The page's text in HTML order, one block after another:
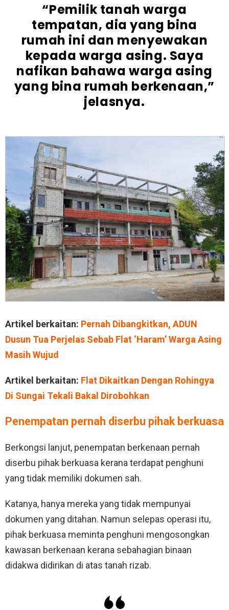
“Pemilik tanah warga
tempatan, dia yang bina
rumah ini dan menyewakan
kepada warga asing. Saya
nafikan bahawa warga asing
yang bina rumah berkenaan,”
jelasnya.
Artikel berkaitan: Pernah Dibangkitkan, ADUN
Dusun Tua Perjelas Sebab Flat ‘Haram’ Warga Asing
Masih Wujud
Artikel berkaitan: Flat Dikaitkan Dengan Rohingya
Di Sungai Tekali Bakal Dirobohkan
Penempatan pernah diserbu pihak berkuasa
Berkongsi lanjut, penempatan berkenaan pernah
diserbu pihak berkuasa kerana terdapat penghuni
yang tidak memiliki dokumen sah.
Katanya, hanya mereka yang tidak mempunyai
dokumen yang ditahan. Namun selepas operasi itu,
pihak berkuasa meminta penghuni mengosongkan
kawasan berkenaan kerana sebahagian binaan
didakwa didirikan di atas tanah rizab.